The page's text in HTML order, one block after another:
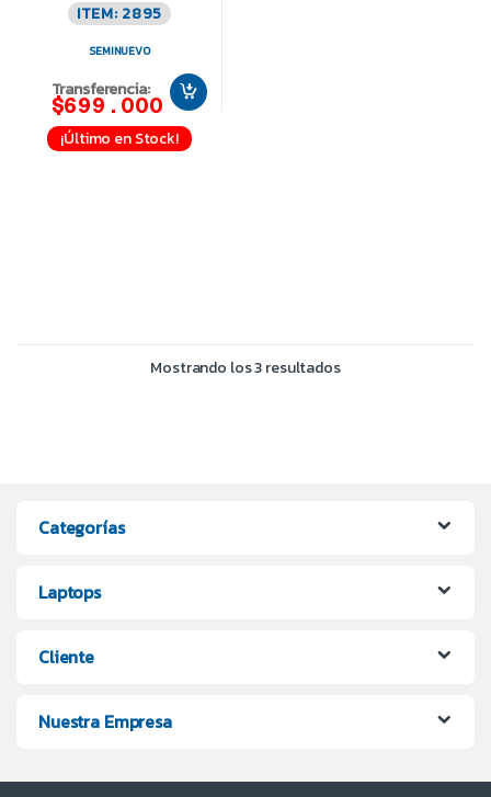
ITEM: 2895
SEMINUEVO
Transferencia:
$699.000
¡Último en Stock!
Mostrando los 3 resultados
Categorías
Laptops
Cliente
Nuestra Empresa